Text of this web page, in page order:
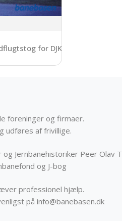
for DJK/OMJK
foreninger og firmaer.
udføres af frivillige.
Jernbanehistoriker Peer Olav
og J-bog
professionel hjælp.
på info@banebasen.dk